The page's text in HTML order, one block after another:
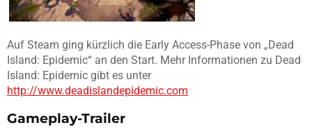
Auf Steam ging kürzlich die Early Access-Phase von „Dead
Island: Epidemic“ an den Start. Mehr Informationen zu Dead
Island: Epidemic gibt es unter
http://www.deadislandepidemic.com
Gameplay-Trailer